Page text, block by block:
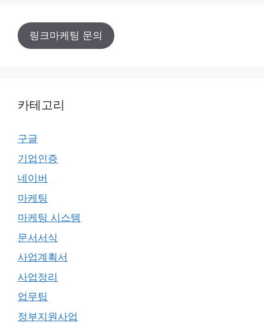
링크마케팅 문의
카테고리
구글
기업인증
네이버
마케팅
마케팅 시스템
문서서식
사업계획서
사업정리
업무팁
정부지원사업